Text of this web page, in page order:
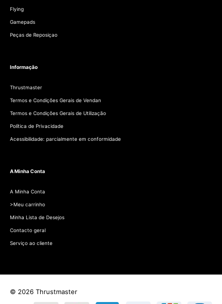
Flying
Gamepads
Peças de Reposiçao
Informação
Thrustmaster
Termos e Condições Gerais de Vendan
Termos e Condições Gerais de Utilização
Política de Privacidade
Acessibilidade: parcialmente em conformidade
A Minha Conta
A Minha Conta
>Meu carrinho
Minha Lista de Desejos
Contacto geral
Serviço ao cliente
© 2026 Thrustmaster